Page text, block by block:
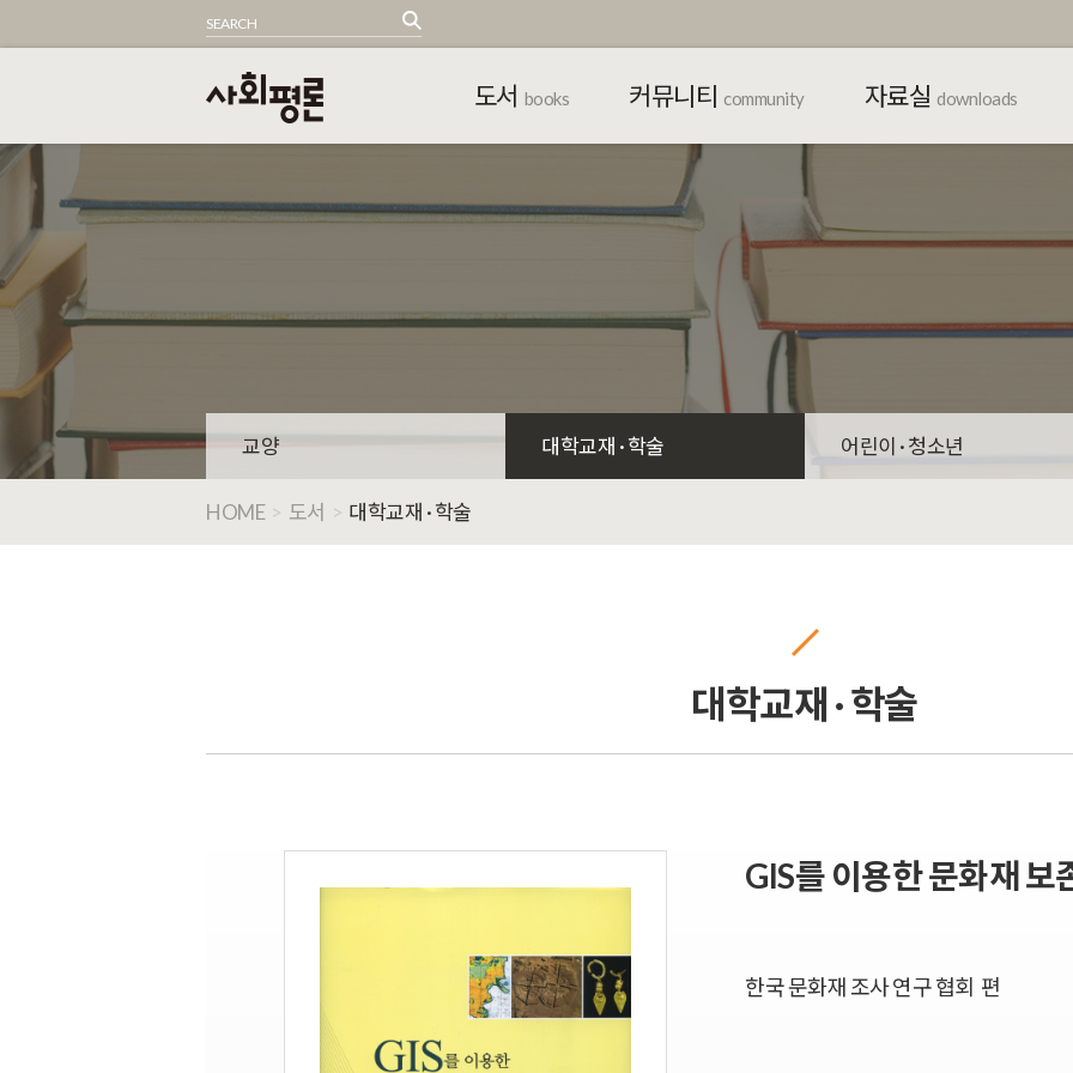
도서 books 커뮤니티 community 자료실 downloads
교양 대학교재 · 학술 어린이 · 청소년
HOME > 도서 > 대학교재 · 학술
대학교재 · 학술
GIS를 이용한 문화재 보
한국 문화재 조사 연구 협회 편